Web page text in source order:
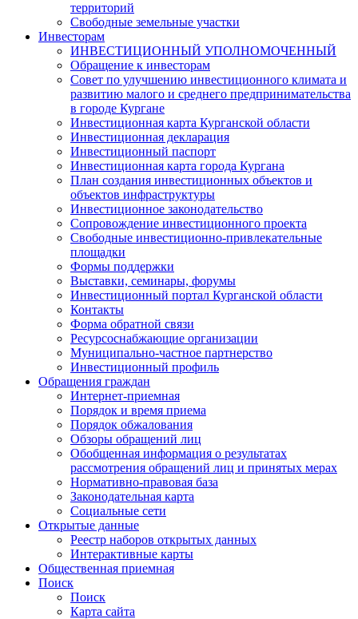
территорий
Свободные земельные участки
Инвесторам
ИНВЕСТИЦИОННЫЙ УПОЛНОМОЧЕННЫЙ
Обращение к инвесторам
Совет по улучшению инвестиционного климата и
развитию малого и среднего предпринимательства
в городе Кургане
Инвестиционная карта Курганской области
Инвестиционная декларация
Инвестиционный паспорт
Инвестиционная карта города Кургана
План создания инвестиционных объектов и
объектов инфраструктуры
Инвестиционное законодательство
Сопровождение инвестиционного проекта
Свободные инвестиционно-привлекательные
площадки
Формы поддержки
Выставки, семинары, форумы
Инвестиционный портал Курганской области
Контакты
Форма обратной связи
Ресурсоснабжающие организации
Муниципально-частное партнерство
Инвестиционный профиль
Обращения граждан
Интернет-приемная
Порядок и время приема
Порядок обжалования
Обзоры обращений лиц
Обобщенная информация о результатах
рассмотрения обращений лиц и принятых мерах
Нормативно-правовая база
Законодательная карта
Социальные сети
Открытые данные
Реестр наборов открытых данных
Интерактивные карты
Общественная приемная
Поиск
Поиск
Карта сайта